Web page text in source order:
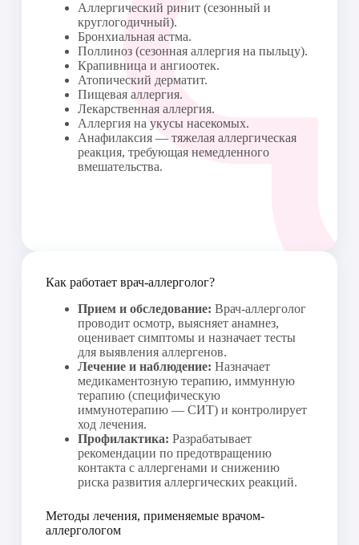
Аллергический ринит (сезонный и
круглогодичный).
Бронхиальная астма.
Поллиноз (сезонная аллергия на пыльцу).
Крапивница и ангиоотек.
Атопический дерматит.
Пищевая аллергия.
Лекарственная аллергия.
Аллергия на укусы насекомых.
Анафилаксия — тяжелая аллергическая
реакция, требующая немедленного
вмешательства.
Как работает врач-аллерголог?
Прием и обследование: Врач-аллерголог
проводит осмотр, выясняет анамнез,
оценивает симптомы и назначает тесты
для выявления аллергенов.
Лечение и наблюдение: Назначает
медикаментозную терапию, иммунную
терапию (специфическую
иммунотерапию — СИТ) и контролирует
ход лечения.
Профилактика: Разрабатывает
рекомендации по предотвращению
контакта с аллергенами и снижению
риска развития аллергических реакций.
Методы лечения, применяемые врачом-
аллергологом